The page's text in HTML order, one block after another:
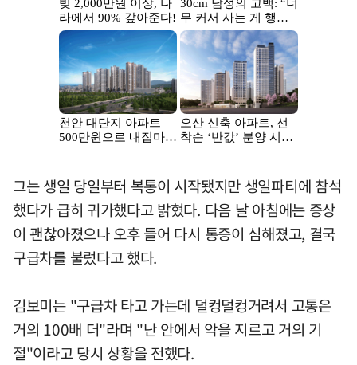
그는 생일 당일부터 복통이 시작됐지만 생일파티에 참석
했다가 급히 귀가했다고 밝혔다. 다음 날 아침에는 증상
이 괜찮아졌으나 오후 들어 다시 통증이 심해졌고, 결국
구급차를 불렀다고 했다.
김보미는 "구급차 타고 가는데 덜컹덜컹거려서 고통은
거의 100배 더"라며 "난 안에서 악을 지르고 거의 기
절"이라고 당시 상황을 전했다.